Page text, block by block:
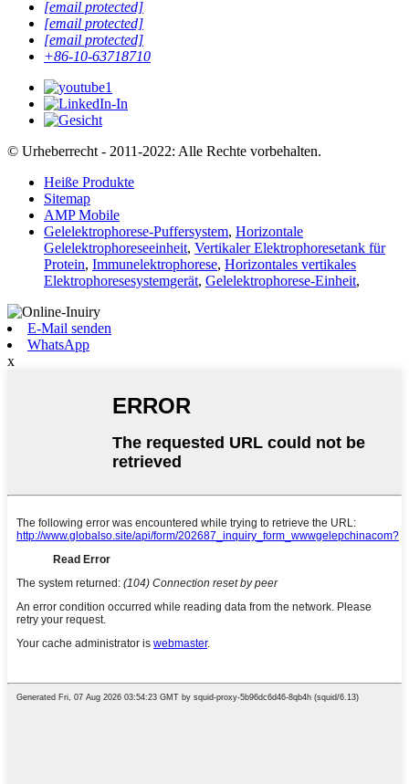
[email protected]
[email protected]
[email protected]
+86-10-63718710
© Urheberrecht - 2011-2022: Alle Rechte vorbehalten.
Heiße Produkte
Sitemap
AMP Mobile
Gelelektrophorese-Puffersystem, Horizontale
Gelelektrophoreseeinheit, Vertikaler Elektrophoresetank für
Protein, Immunelektrophorese, Horizontales vertikales
Elektrophoresesystemgerät, Gelelektrophorese-Einheit,
E-Mail senden
WhatsApp
x